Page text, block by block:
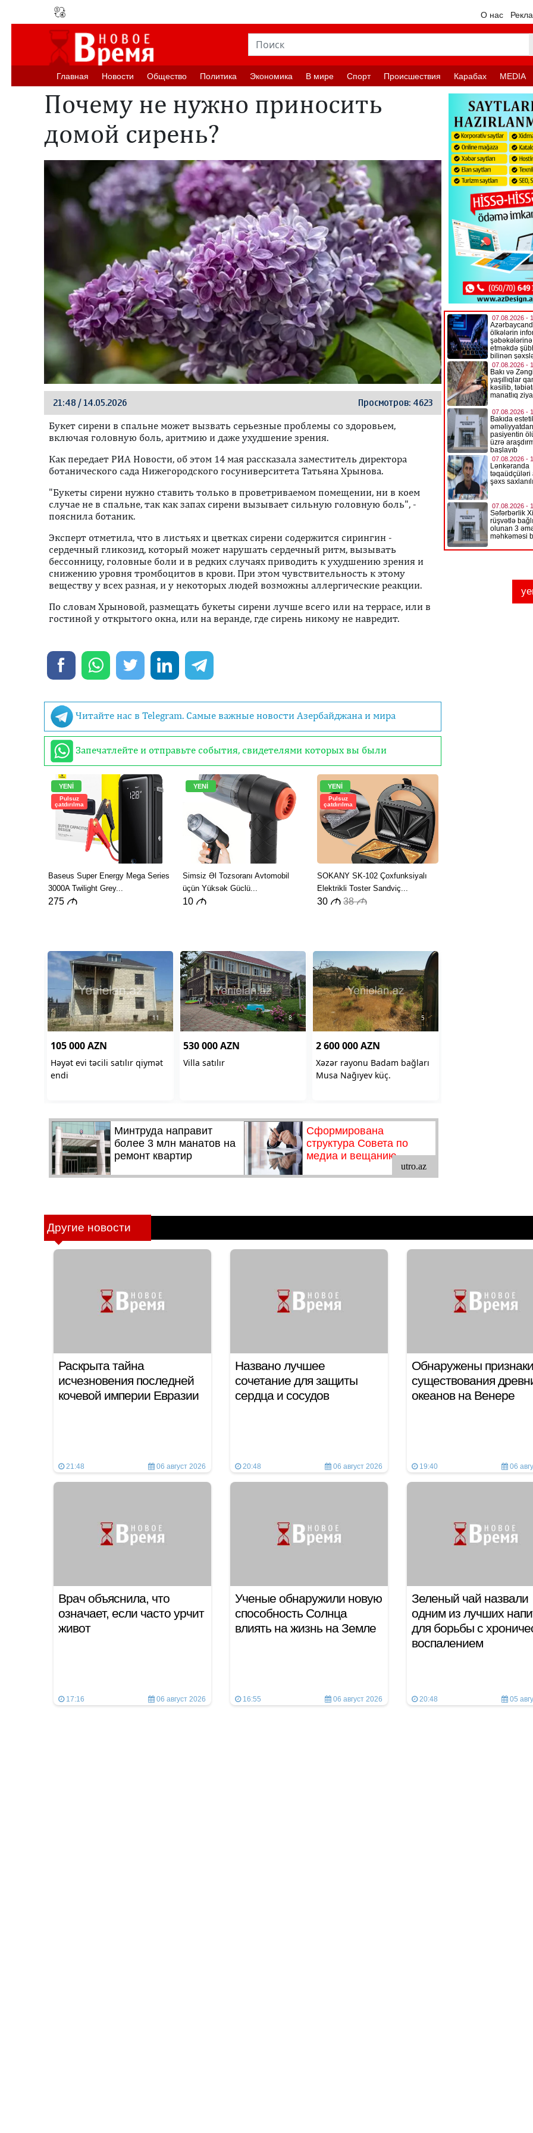
О нас
Главная Новости Oбщество Политика Экономика В мире Спорт Происшествия Карабах MEDIA
Почему не нужно приносить
домой сирень?
21:48 / 14.05.2026 Просмотров: 4623
Букет сирени в спальне может вызвать серьезные проблемы со здоровьем,
включая головную боль, аритмию и даже ухудшение зрения.
Как передает РИА Новости, об этом 14 мая рассказала заместитель директора
ботанического сада Нижегородского госуниверситета Татьяна Хрынова.
"Букеты сирени нужно ставить только в проветриваемом помещении, ни в коем
случае не в спальне, так как запах сирени вызывает сильную головную боль", -
пояснила ботаник.
Эксперт отметила, что в листьях и цветках сирени содержится сирингин -
сердечный гликозид, который может нарушать сердечный ритм, вызывать
бессонницу, головные боли и в редких случаях приводить к ухудшению зрения и
снижению уровня тромбоцитов в крови. При этом чувствительность к этому
веществу у всех разная, и у некоторых людей возможны аллергические реакции.
По словам Хрыновой, размещать букеты сирени лучше всего или на террасе, или в
гостиной у открытого окна, или на веранде, где сирень никому не навредит.
Читайте нас в Telegram. Самые важные новости Азербайджана и мира
Запечатлейте и отправьте события, свидетелями которых вы были
Другие новости
Раскрыта тайна
исчезновения последней
кочевой империи Евразии
21:48 06 август 2026
Названо лучшее
сочетание для защиты
сердца и сосудов
20:48 06 август 2026
Обнаружены признаки
существования
океанов на Венере
19:40 06
Врач объяснила, что
означает, если часто урчит
живот
17:16 06 август 2026
Ученые обнаружили новую
способность Солнца
влиять на жизнь на Земле
16:55 06 август 2026
Зеленый чай назвали
одним из лучших
для борьбы с
воспалением
20:48 05